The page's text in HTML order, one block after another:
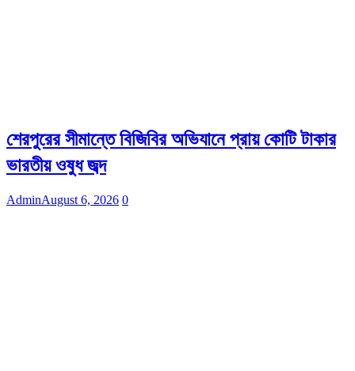
শেরপুরের সীমান্তে বিজিবির অভিযানে প্রায় কোটি টাকার
ভারতীয় ওষুধ জব্দ
AdminAugust 6, 2026 0